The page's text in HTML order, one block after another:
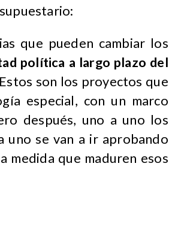
que pueden cambiar los
política a largo plazo del
son los proyectos que
especial, con un marco
después, uno a uno los
uno se van a ir aprobando
medida que maduren esos